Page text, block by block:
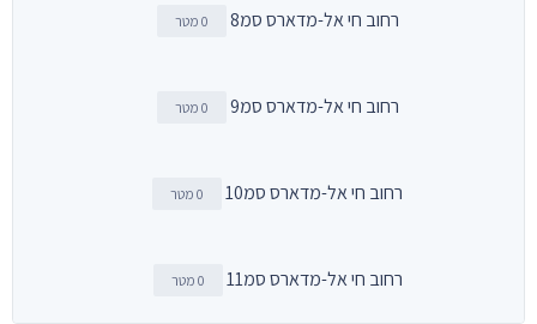
רחוב חי אל-מדארס סמ8 0 מטר
רחוב חי אל-מדארס סמ9 0 מטר
רחוב חי אל-מדארס סמ10 0 מטר
רחוב חי אל-מדארס סמ11 0 מטר